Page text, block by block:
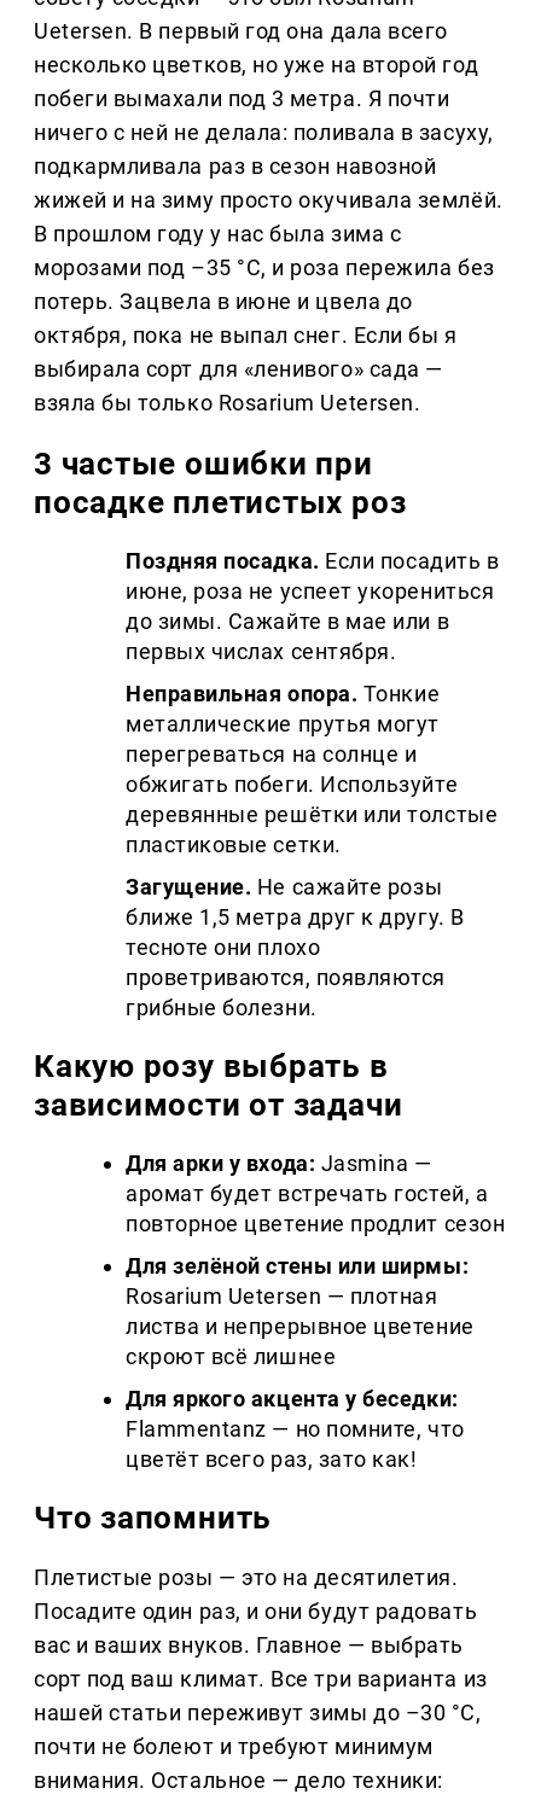
Uetersen. В первый год она дала всего
несколько цветков, но уже на второй год
побеги вымахали под 3 метра. Я почти
ничего с ней не делала: поливала в засуху,
подкармливала раз в сезон навозной
жижей и на зиму просто окучивала землёй.
В прошлом году у нас была зима с
морозами под –35 °C, и роза пережила без
потерь. Зацвела в июне и цвела до
октября, пока не выпал снег. Если бы я
выбирала сорт для «ленивого» сада —
взяла бы только Rosarium Uetersen.
3 частые ошибки при
посадке плетистых роз
Поздняя посадка. Если посадить в
июне, роза не успеет укорениться
до зимы. Сажайте в мае или в
первых числах сентября.
Неправильная опора. Тонкие
металлические прутья могут
перегреваться на солнце и
обжигать побеги. Используйте
деревянные решётки или толстые
пластиковые сетки.
Загущение. Не сажайте розы
ближе 1,5 метра друг к другу. В
тесноте они плохо
проветриваются, появляются
грибные болезни.
Какую розу выбрать в
зависимости от задачи
Для арки у входа: Jasmina —
аромат будет встречать гостей, а
повторное цветение продлит сезон
Для зелёной стены или ширмы:
Rosarium Uetersen — плотная
листва и непрерывное цветение
скроют всё лишнее
Для яркого акцента у беседки:
Flammentanz — но помните, что
цветёт всего раз, зато как!
Что запомнить
Плетистые розы — это на десятилетия.
Посадите один раз, и они будут радовать
вас и ваших внуков. Главное — выбрать
сорт под ваш климат. Все три варианта из
нашей статьи переживут зимы до –30 °C,
почти не болеют и требуют минимум
внимания. Остальное — дело техники: